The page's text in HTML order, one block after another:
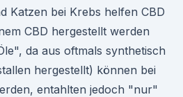
Katzen bei Krebs helfen CBD
CBD hergestellt werden
da aus oftmals synthetisch
hergestellt) können bei
entahlten jedoch "nur"